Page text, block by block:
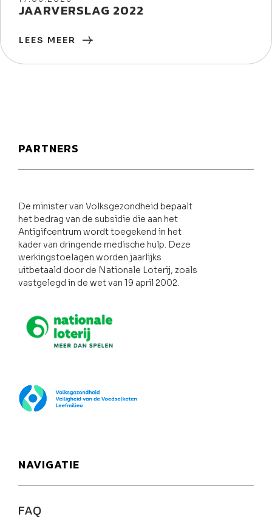
JAARVERSLAG 2022
LEES MEER
PARTNERS
De minister van Volksgezondheid bepaalt
het bedrag van de subsidie die aan het
Antigifcentrum wordt toegekend in het
kader van dringende medische hulp. Deze
werkingstoelagen worden jaarlijks
uitbetaald door de Nationale Loterij, zoals
vastgelegd in de wet van 19 april 2002.
Nationale loterij
NAVIGATIE
FAQ